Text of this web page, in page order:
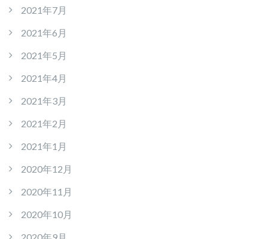
2021年7月
2021年6月
2021年5月
2021年4月
2021年3月
2021年2月
2021年1月
2020年12月
2020年11月
2020年10月
2020年9月